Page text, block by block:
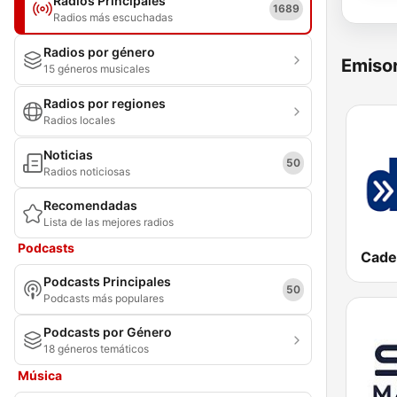
Radios más escuchadas
1689
Radios por género
15 géneros musicales
Radios por regiones
Radios locales
Noticias
Radios noticiosas
50
Recomendadas
Lista de las mejores radios
Podcasts
Podcasts Principales
Podcasts más populares
50
Podcasts por Género
18 géneros temáticos
Música